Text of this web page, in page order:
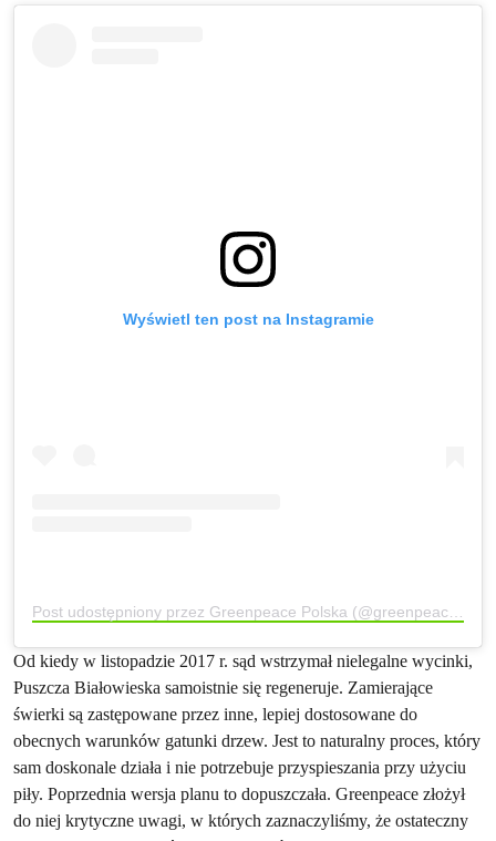
Wyświetl ten post na Instagramie
Od kiedy w listopadzie 2017 r. sąd wstrzymał nielegalne wycinki,
Puszcza Białowieska samoistnie się regeneruje. Zamierające
świerki są zastępowane przez inne, lepiej dostosowane do
obecnych warunków gatunki drzew. Jest to naturalny proces, który
sam doskonale działa i nie potrzebuje przyspieszania przy użyciu
piły. Poprzednia wersja planu to dopuszczała. Greenpeace złożył
do niej krytyczne uwagi, w których zaznaczyliśmy, że ostateczny